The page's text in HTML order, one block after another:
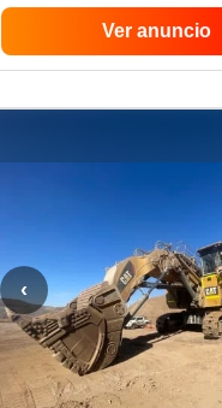
Ver anuncio
‹